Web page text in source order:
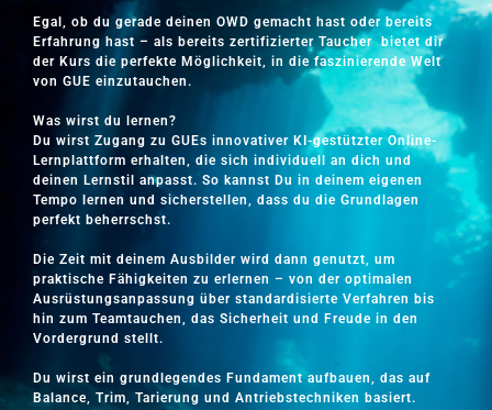
Egal, ob du gerade deinen OWD gemacht hast oder bereits
Erfahrung hast – als bereits zertifizierter Taucher bietet dir
der Kurs die perfekte Möglichkeit, in die faszinierende Welt
von GUE einzutauchen.
Was wirst du lernen?
Du wirst Zugang zu GUEs innovativer KI-gestützter Online-
Lernplattform erhalten, die sich individuell an dich und
deinen Lernstil anpasst. So kannst Du in deinem eigenen
Tempo lernen und sicherstellen, dass du die Grundlagen
perfekt beherrschst.
Die Zeit mit deinem Ausbilder wird dann genutzt, um
praktische Fähigkeiten zu erlernen – von der optimalen
Ausrüstungsanpassung über standardisierte Verfahren bis
hin zum Teamtauchen, das Sicherheit und Freude in den
Vordergrund stellt.
Du wirst ein grundlegendes Fundament aufbauen, das auf
Balance, Trim, Tarierung und Antriebstechniken basiert.